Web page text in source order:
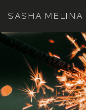
SASHA MELINA